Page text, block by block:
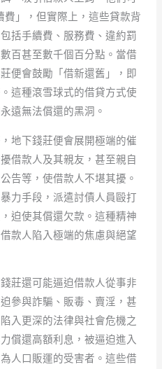
費」，但實際上，這些貸款背
括手續費、服務費、違約罰
百甚至數千個百分點。當借
便會鼓勵「借新還舊」，即
這種滾雪球式的借貸方式使
遠無法償還的黑洞。
地下錢莊便會展開極端的催
借款人及其親友，甚至親自
告等，使借款人不堪其擾。
力手段，派遣討債人員毆打
迫使其償還欠款。這種精神
款人陷入極端的焦慮與絕望
莊還可能逼迫借款人從事非
參與詐騙、販毒、賣淫，甚
入更深的法律與社會危機之
償還高額利息，被逼迫進入
人口販運的受害者。這些借